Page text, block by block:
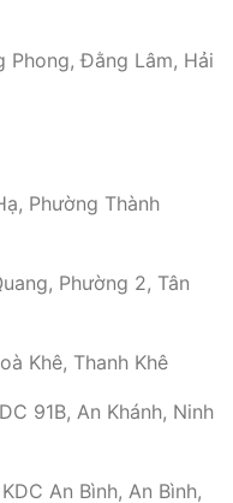
Phong, Đằng Lâm, Hải
Phường Thành
Phường 2, Tân
Khê, Thanh Khê
91B, An Khánh, Ninh
An Bình, An Bình,